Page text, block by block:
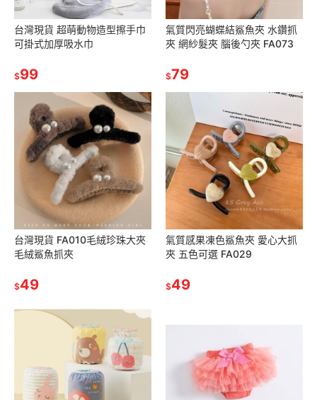
台灣現貨 超萌動物造型擦手巾
可掛式加厚吸水巾
$99
氣質閃亮蝴蝶結鯊魚夾 水鑽抓
夾 網紗髮夾 腦後勺夾 FA073
$79
台灣現貨 FA010毛絨珍珠大夾
毛絨鯊魚抓夾
$49
氣質感果凍色鯊魚夾 愛心大抓
夾 五色可選 FA029
$49